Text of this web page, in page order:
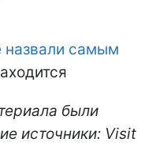
назвали самым
были
источники: Visit